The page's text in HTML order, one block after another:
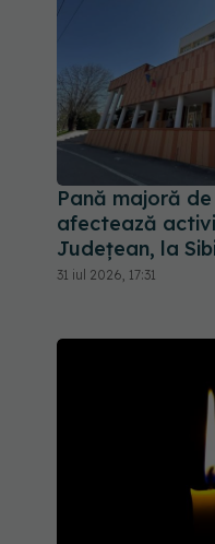
Pană majoră
afectează
Județean, la
31 iul 2026, 17:31